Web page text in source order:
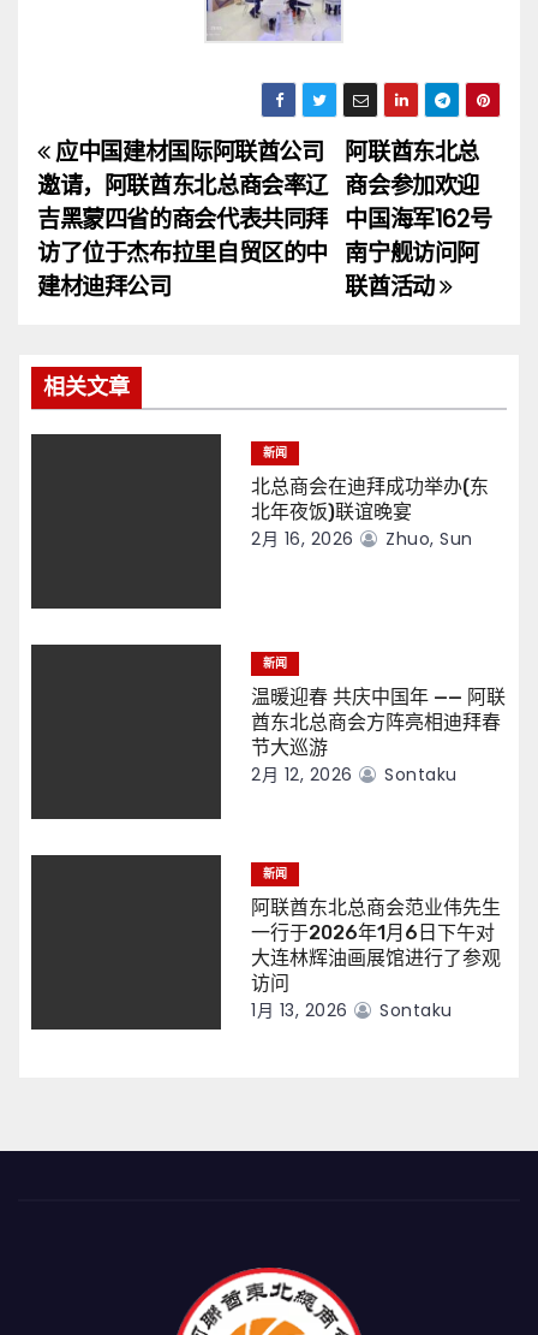
文
章
导
阿联酋东北总
商会参加欢迎
中国海军162号
南宁舰访问阿
联酋活动
应中国建材国际阿联酋公司
邀请，阿联酋东北总商会率辽
吉黑蒙四省的商会代表共同拜
访了位于杰布拉里自贸区的中
建材迪拜公司
相关文章
新闻
北总商会在迪拜成功举办(东
北年夜饭)联谊晚宴
2月 16, 2026 Zhuo, Sun
新闻
温暖迎春 共庆中国年 —— 阿联
酋东北总商会方阵亮相迪拜春
节大巡游
2月 12, 2026 Sontaku
新闻
阿联酋东北总商会范业伟先生
一行于2026年1月6日下午对
大连林辉油画展馆进行了参观
访问
1月 13, 2026 Sontaku